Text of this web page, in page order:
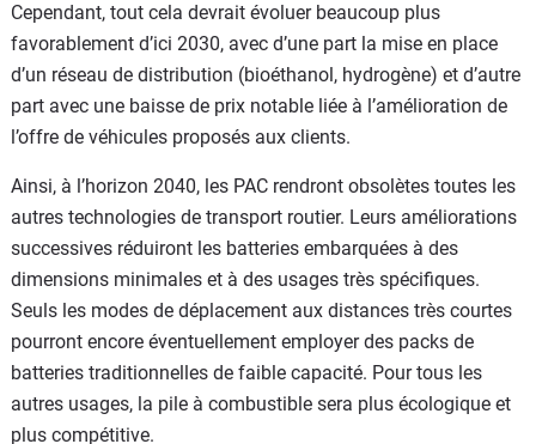
Cependant, tout cela devrait évoluer beaucoup plus
favorablement d’ici 2030, avec d’une part la mise en place
d’un réseau de distribution (bioéthanol, hydrogène) et d’autre
part avec une baisse de prix notable liée à l’amélioration de
l’offre de véhicules proposés aux clients.
Ainsi, à l’horizon 2040, les PAC rendront obsolètes toutes les
autres technologies de transport routier. Leurs améliorations
successives réduiront les batteries embarquées à des
dimensions minimales et à des usages très spécifiques.
Seuls les modes de déplacement aux distances très courtes
pourront encore éventuellement employer des packs de
batteries traditionnelles de faible capacité. Pour tous les
autres usages, la pile à combustible sera plus écologique et
plus compétitive.